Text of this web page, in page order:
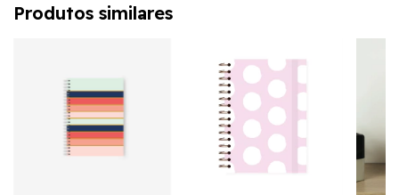
Produtos similares